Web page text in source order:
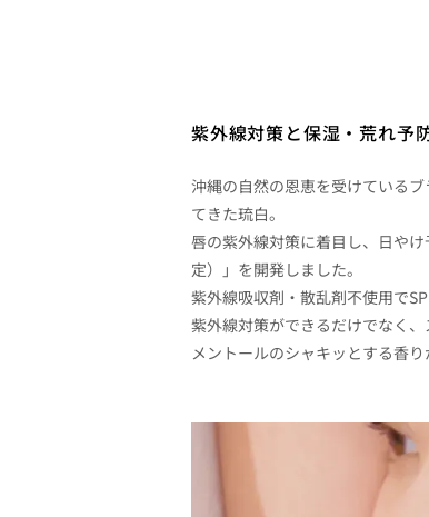
紫外線対策と保湿・荒れ予
沖縄の自然の恩恵を受けている
てきた琉白。
唇の紫外線対策に着目し、日や
定）」を開発しました。
紫外線吸収剤・散乱剤不使用で
紫外線対策ができるだけでなく
メントールのシャキッとする香り